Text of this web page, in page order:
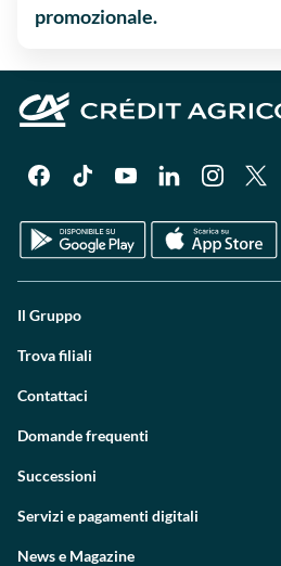
promozionale.
Il Gruppo
Trova filiali
Contattaci
Domande frequenti
Successioni
Servizi e pagamenti digitali
News e Magazine